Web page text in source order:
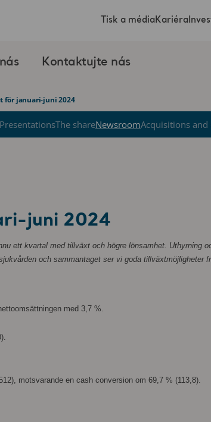
Kontaktujte nás
Tisk a médiaKariéra
för januari-juni 2024
The shareNewsroomAcquisitions and
juni 2024
ett kvartal med tillväxt och högre lönsamhet. Uthyrning
och sammantaget ser vi goda tillväxtmöjligheter
med 3,7 %.
motsvarande en cash conversion om 69,7 % (113,8).